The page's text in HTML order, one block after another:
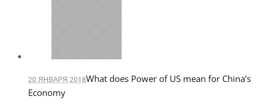
20 ЯНВАРЯ 2018What does Power of US mean for China’s
Economy